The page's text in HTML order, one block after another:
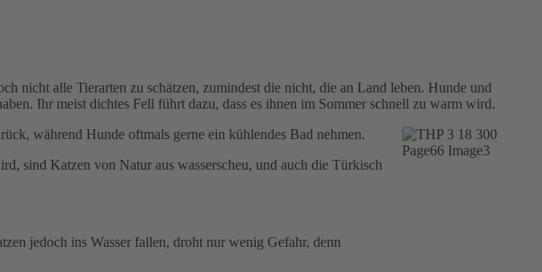
nicht alle Tierarten zu schätzen, zumindest die nicht, die an Land leben. Hunde und
Ihr meist dichtes Fell führt dazu, dass es ihnen im Sommer schnell zu warm wird.
während Hunde oftmals gerne ein kühlendes Bad nehmen.
sind Katzen von Natur aus wasserscheu, und auch die Türkisch
jedoch ins Wasser fallen, droht nur wenig Gefahr, denn